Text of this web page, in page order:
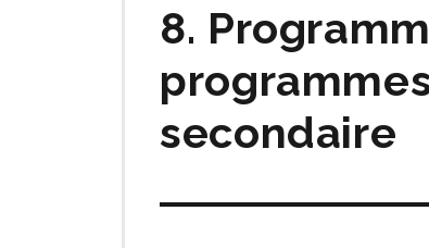
8.
secondaire